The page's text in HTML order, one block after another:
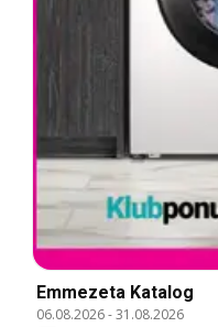
Emmezeta Katalog
06.08.2026-31.08.2026